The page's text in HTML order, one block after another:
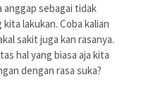
sebagai tidak
lakukan. Coba kalian
sakit juga kan rasanya.
hal yang biasa aja kita
dengan rasa suka?